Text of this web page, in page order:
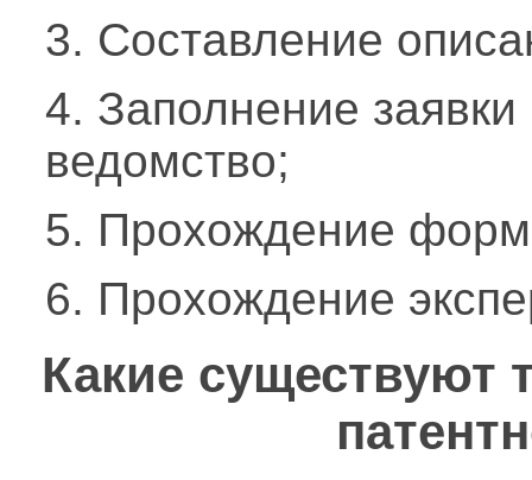
3. Составление
4. Заполнение
ведомство;
5. Прохождение
6. Прохождение
Какие существуют